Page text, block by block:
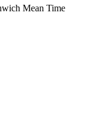
Mean Time